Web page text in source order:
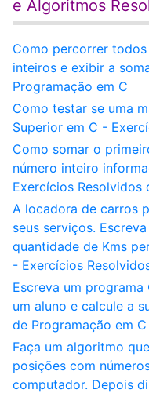
e Algoritmos
Como percorrer
inteiros e exibir a
Programação em C
Como testar se uma
Superior em C -
Como somar o
número inteiro
Exercícios Resolvidos
A locadora de carros
seus serviços.
quantidade de Kms
- Exercícios
Escreva um programa
um aluno e calcule a
de Programação em C
Faça um algoritmo
posições com
computador. Depois